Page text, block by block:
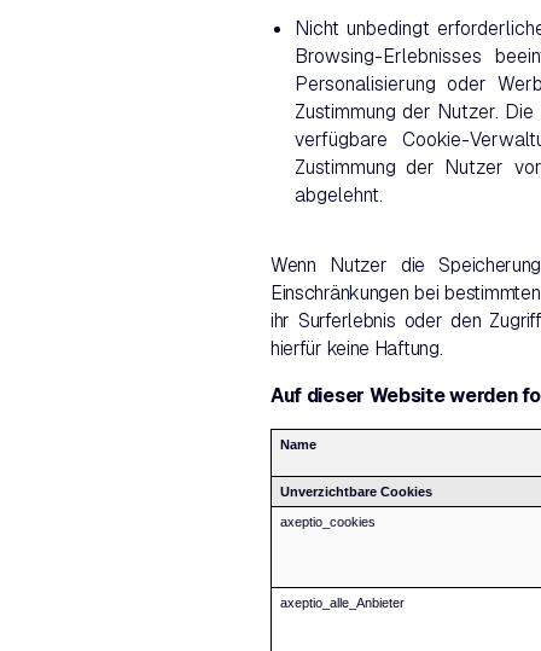
Nicht unbedingt
Browsing-Erlebnisses
Personalisierung oder
Zustimmung der Nutzer.
verfügbare Cookie-
Zustimmung der Nutzer
abgelehnt.
Wenn Nutzer die
Einschränkungen bei
ihr Surferlebnis oder den
hierfür keine Haftung.
Auf dieser Website werden
Name
Unverzichtbare Cookies
axeptio_cookies
axeptio_alle_Anbieter